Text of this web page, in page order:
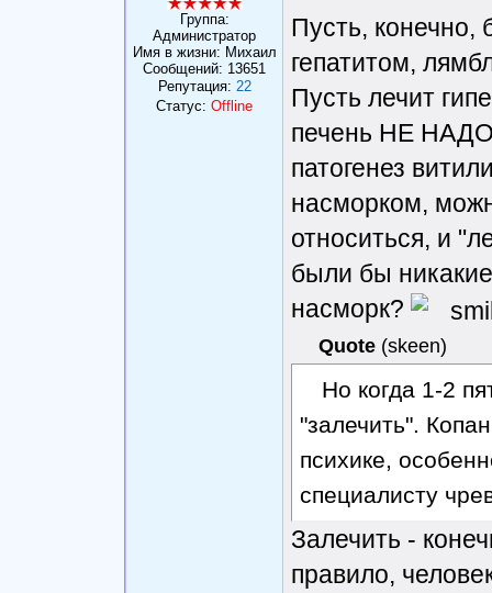
Группа:
Администратор
Имя в жизни: Михаил
Сообщений: 13651
Репутация: 22
Статус: Offline
Пусть, конечно,
гепатитом,
Пусть лечит
печень НЕ
патогенез
насморком,
относиться, и
были бы
насморк?
Quote (skeen)
Но когда 1-2
"залечить".
психике,
специалисту
Залечить -
правило,